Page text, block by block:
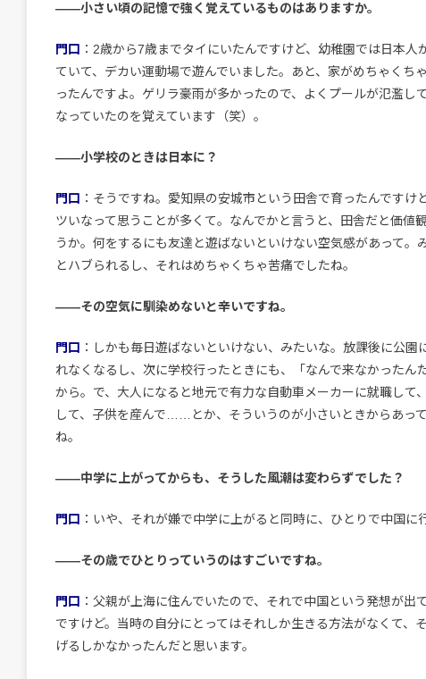
――小さい頃の記憶で強く覚えているものはありますか。
門口 ：2歳から7歳までタイにいたんですけど、幼稚園では日本人
ていて、デカい運動場で遊んでいました。あと、家がめちゃくち
ったんですよ。ゲリラ豪雨が多かったので、よくプールが氾濫し
なっていたのを覚えています（笑）。
――小学校のときは日本に？
門口 ：そうですね。愛知県の安城市という田舎で育ったんですけ
ツいなって思うことが多くて。なんでかと言うと、田舎だと価値
うか。何をするにも友達と遊ばないといけない空気感があって。
とハブられるし、それはめちゃくちゃ苦痛でしたね。
――その空気に馴染めないと辛いですね。
門口 ：しかも毎日遊ばないといけない、みたいな。放課後に公園
れなくなるし、次に学校行ったときにも、「なんで来なかったん
から。で、大人になると地元で有力な自動車メーカーに就職して
して、子供を産んで……とか、そういうのが小さいときからあっ
ね。
――中学に上がってからも、そうした風潮は変わらずでした？
門口 ：いや、それが嫌で中学に上がると同時に、ひとりで中国に
――その歳でひとりっていうのはすごいですね。
門口 ：父親が上海に住んでいたので、それで中国という発想が出
ですけど。当時の自分にとってはそれしか生きる方法がなくて、
げるしかなかったんだと思います。